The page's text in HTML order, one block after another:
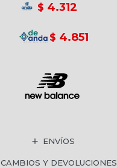
$ 4.312
$ 4.851
ENVÍOS
CAMBIOS Y DEVOLUCIONES